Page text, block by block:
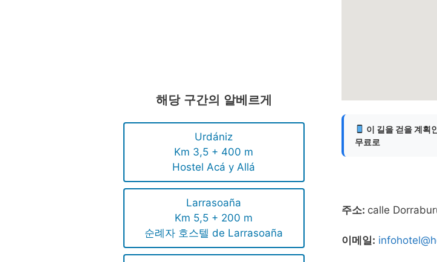
해당 구간의 알베르게
Urdániz
Km 3,5 + 400 m
Hostel Acá y Allá
Larrasoaña
Km 5,5 + 200 m
순례자 호스텔 de Larrasoaña
이 길을 걷을 계획
무료로
주소: calle
이메일: